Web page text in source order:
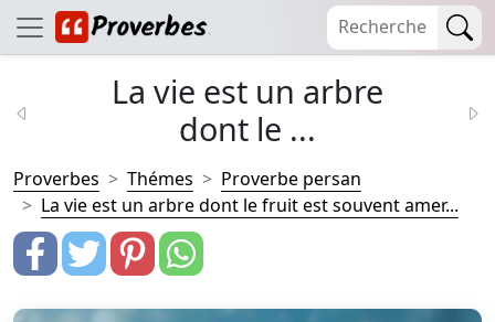
La vie est un arbre
dont le ...
Proverbes Thémes
Proverbe persan
La vie est un arbre dont le fruit est souvent amer...